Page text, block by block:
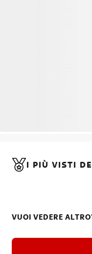
I PIÙ VISTI
VUOI VEDERE